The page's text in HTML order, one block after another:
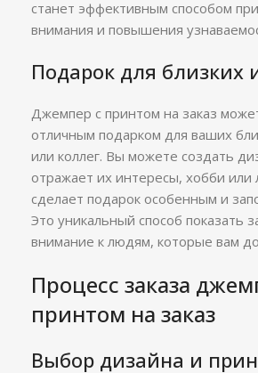
станет эффективным способом
внимания и повышения
Подарок для близких
Джемпер с принтом на заказ
отличным подарком для ваших
или коллег. Вы можете создать
отражает их интересы, хобби или
сделает подарок особенным и
Это уникальный способ показать
внимание к людям, которые вам
Процесс заказа
принтом на заказ
Выбор дизайна и